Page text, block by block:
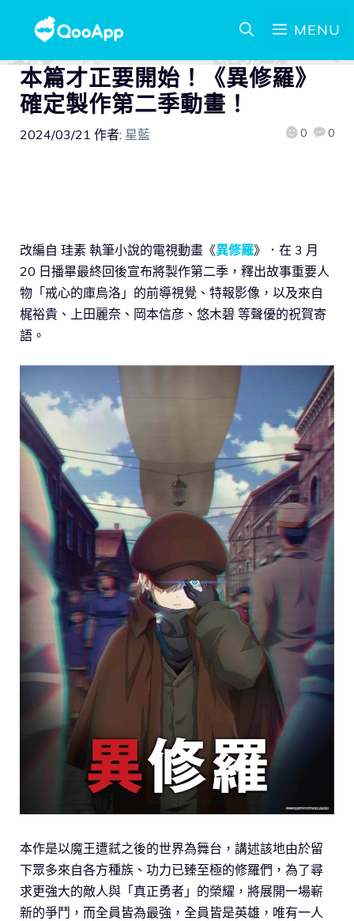
MENU
本篇才正要開始！《異修羅》
確定製作第二季動畫！
2024/03/21 作者: 星藍 0 0
改編自 珪素 執筆小說的電視動畫《異修羅》．在 3 月
20 日播畢最終回後宣布將製作第二季，釋出故事重要人
物「戒心的庫烏洛」的前導視覺、特報影像，以及來自
梶裕貴、上田麗奈、岡本信彦、悠木碧 等聲優的祝賀寄
語。
本作是以魔王遭弒之後的世界為舞台，講述該地由於留
下眾多來自各方種族、功力已臻至極的修羅們，為了尋
求更強大的敵人與「真正勇者」的榮耀，將展開一場嶄
新的爭鬥，而全員皆為最強，全員皆是英雄，唯有一人